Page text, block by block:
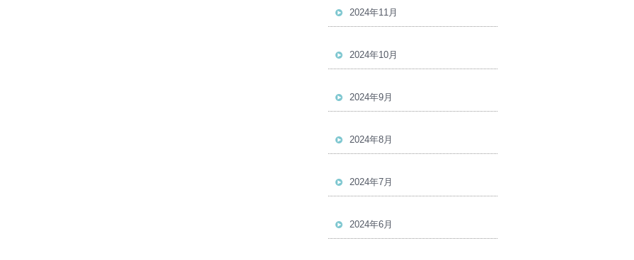
2024年11月
2024年10月
2024年9月
2024年8月
2024年7月
2024年6月